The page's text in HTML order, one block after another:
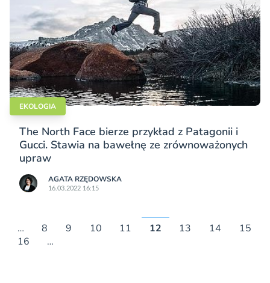
EKOLOGIA
The North Face bierze przykład z Patagonii i
Gucci. Stawia na bawełnę ze zrównoważonych
upraw
AGATA RZĘDOWSKA
16.03.2022 16:15
… 8 9 10 11 12 13 14
15
16
…